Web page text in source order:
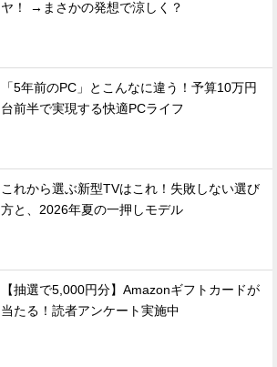
ヤ！ →まさかの発想で涼しく？
「5年前のPC」とこんなに違う！予算10万円
台前半で実現する快適PCライフ
これから選ぶ新型TVはこれ！失敗しない選び
方と、2026年夏の一押しモデル
【抽選で5,000円分】Amazonギフトカードが
当たる！読者アンケート実施中